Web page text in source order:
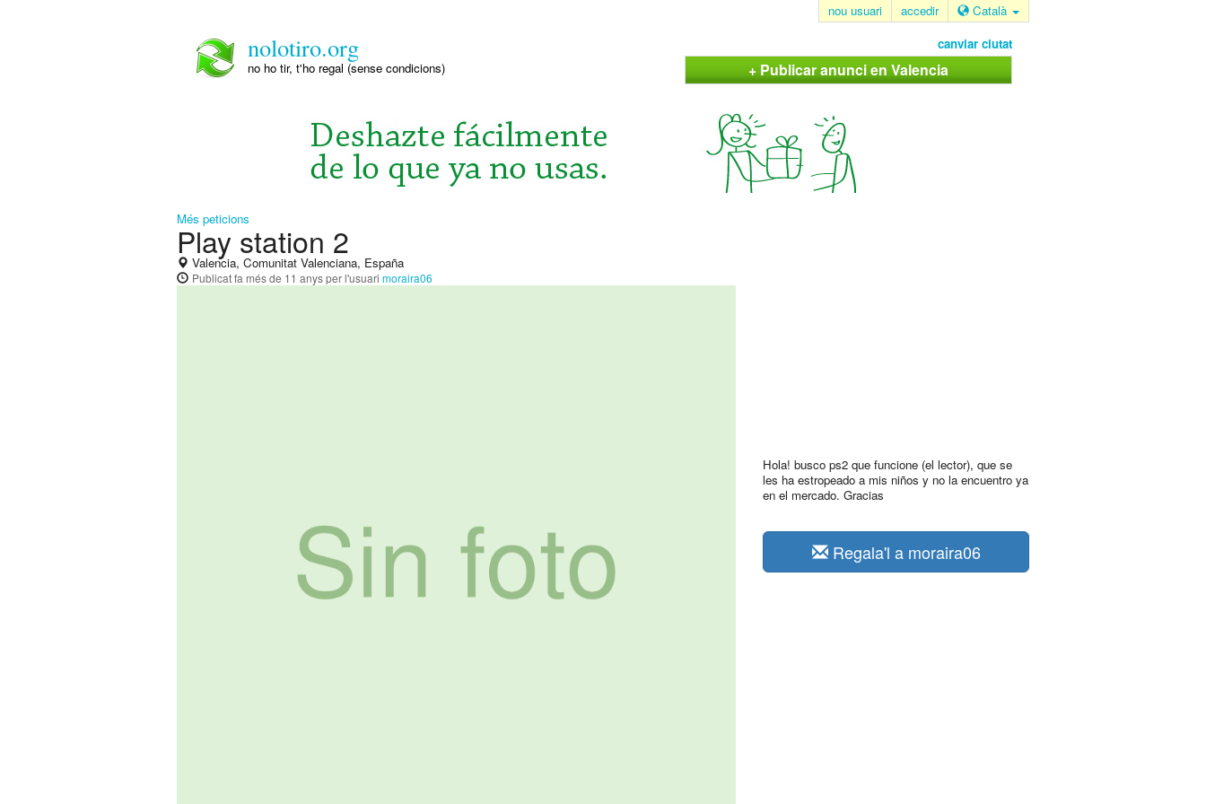
nou usuari accedir Català
nolotiro.org
no ho tir, t'ho regal (sense condicions)
canviar ciutat
+ Publicar anunci en Valencia
Més peticions
Play station 2
Valencia, Comunitat Valenciana, España
Publicatfa més de 11 anysper l'usuari moraira06
Hola! busco ps2 que funcione (el lector), que se
les ha estropeado a mis niños y no la encuentro ya
en el mercado. Gracias
Regala'l a moraira06